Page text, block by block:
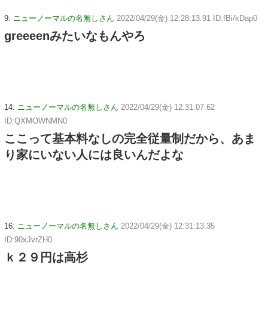
9: ニューノーマルの名無しさん 2022/04/29(金) 12:28:13.91 ID:fBi/kDap0
greeeenみたいなもんやろ
14: ニューノーマルの名無しさん 2022/04/29(金) 12:31:07.62
ID:QXMOWNMN0
ここって基本料なしの完全従量制だから、あま
り家にいない人には良いんだよな
16: ニューノーマルの名無しさん 2022/04/29(金) 12:31:13.35
ID:90xJvrZH0
ｋ２９円は高杉